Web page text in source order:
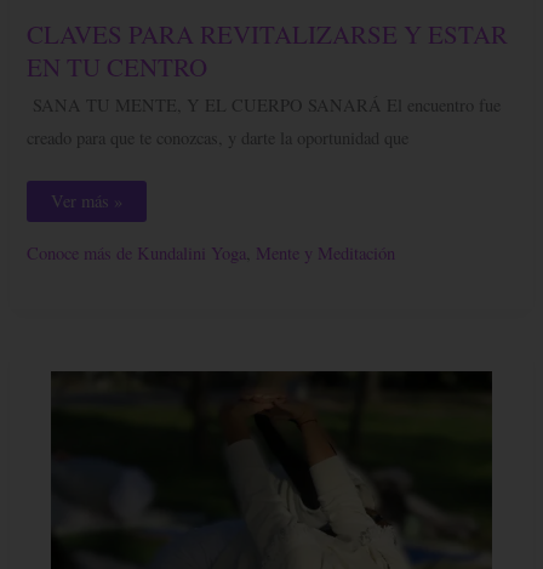
CLAVES PARA REVITALIZARSE Y ESTAR
EN TU CENTRO
SANA TU MENTE, Y EL CUERPO SANARÁ El encuentro fue
creado para que te conozcas, y darte la oportunidad que
CLAVES
PARA
REVITALIZARSE
Y
EN
CENTRO
Ver más »
Conoce más de Kundalini Yoga Mente y Meditación